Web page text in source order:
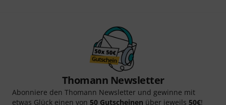
Thomann Newsletter
Abonniere den Thomann Newsletter und gewinne mit
etwas Glück einen von 50 Gutscheinen über jeweils 50€!